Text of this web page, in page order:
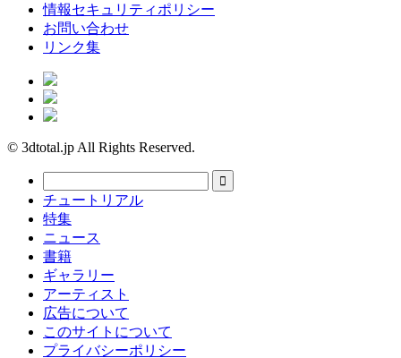
情報セキュリティポリシー
お問い合わせ
リンク集
© 3dtotal.jp All Rights Reserved.
チュートリアル
特集
ニュース
書籍
ギャラリー
アーティスト
広告について
このサイトについて
プライバシーポリシー